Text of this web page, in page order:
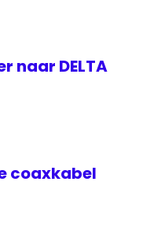
naar DELTA
coaxkabel